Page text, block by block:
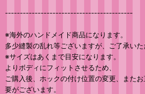
-------------------------------------------
※海外のハンドメイド商品になります。
多少縫製の乱れ等ございますが、ご了承いた
※サイズはあくまで目安になります。
よりボディにフィットさせるため、
ご購入後、ホックの付け位置の変更、また
要がございます。